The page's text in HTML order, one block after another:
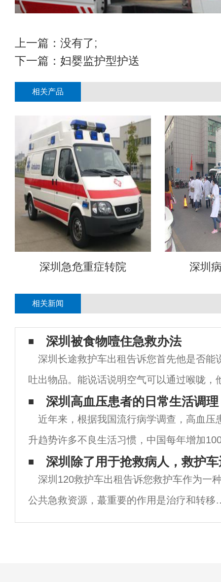
上一篇：没有了;
下一篇： 妇婴监护型护送
相关产品
深圳急危重症转院 深圳
相关新闻
深圳被食物噎住急救办法
深圳长途救护车出租告诉您首先他是否能
吐出物品。能说话说明空气可以通过喉咙，
话，也不能自己吐出来，用手在肩胛骨之间
试图用手将堵塞物硬取出或用水强迫冲下去
深圳高血压患者的日常生活调理
近年来，根据我国流行病学调查，高血压
升趋势许多不良生活习惯，中国每年增加
者。当你听到这个在一个数字中，我相信不
更多的人感到震惊。因此，做好高血压患者
深圳除了用于抢救病人，救护
深圳120救护车出租告诉您救护车作为一
公共急救资源，蕞重要的作用是治疗和转移
人，但它也有一些普通人无法想象的用途。